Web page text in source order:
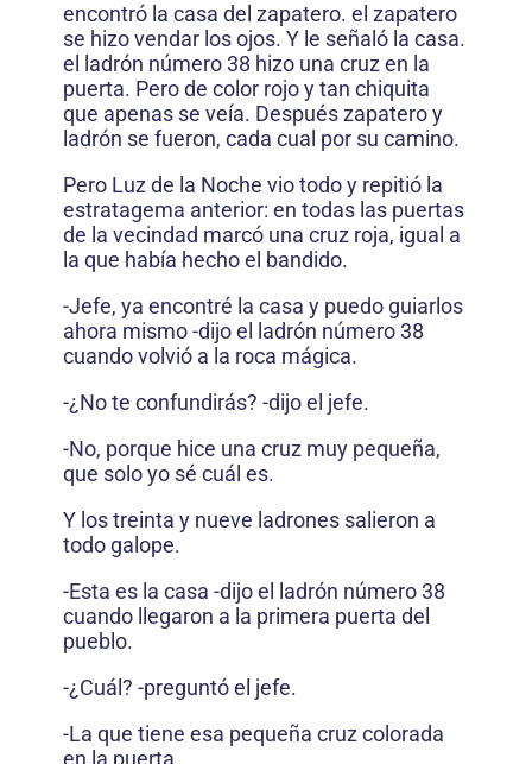
encontró la casa del zapatero. el zapatero
se hizo vendar los ojos. Y le señaló la casa.
el ladrón número 38 hizo una cruz en la
puerta. Pero de color rojo y tan chiquita
que apenas se veía. Después zapatero y
ladrón se fueron, cada cual por su camino.
Pero Luz de la Noche vio todo y repitió la
estratagema anterior: en todas las puertas
de la vecindad marcó una cruz roja, igual a
la que había hecho el bandido.
-Jefe, ya encontré la casa y puedo guiarlos
ahora mismo -dijo el ladrón número 38
cuando volvió a la roca mágica.
-¿No te confundirás? -dijo el jefe.
-No, porque hice una cruz muy pequeña,
que solo yo sé cuál es.
Y los treinta y nueve ladrones salieron a
todo galope.
-Esta es la casa -dijo el ladrón número 38
cuando llegaron a la primera puerta del
pueblo.
-¿Cuál? -preguntó el jefe.
-La que tiene esa pequeña cruz colorada
en la puerta.